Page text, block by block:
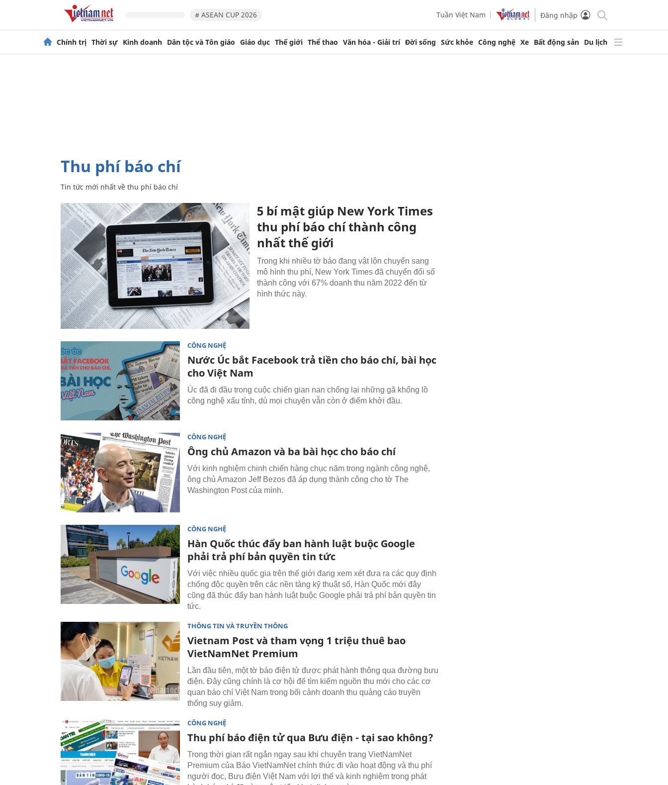
# ASEAN CUP 2026 Tuần Việt Nam Đăng nhập
Chính trị Thời sự Kinh doanh Dân tộc và Tôn giáo Giáo dục Thế giới Thể thao Văn hóa - Giải trí Đời sống Sức khỏe Công nghệ Xe Bất động sản Du lịch
thu phí báo chí
Tin tức mới nhất về thu phí báo chí
5 bí mật giúp New York Times
thu phí báo chí thành công
nhất thế giới
Trong khi nhiều tờ báo đang vật lộn chuyển sang
mô hình thu phí, New York Times đã chuyển đổi số
thành công với 67% doanh thu năm 2022 đến từ
hình thức này.
CÔNG NGHỆ
Nước Úc bắt Facebook trả tiền cho báo chí, bài học
cho Việt Nam
Úc đã đi đầu trong cuộc chiến gian nan chống lại những gã khổng lồ
công nghệ xấu tính, dù mọi chuyện vẫn còn ở điểm khởi đầu.
CÔNG NGHỆ
Ông chủ Amazon và ba bài học cho báo chí
Với kinh nghiệm chinh chiến hàng chục năm trong ngành công nghệ,
ông chủ Amazon Jeff Bezos đã áp dụng thành công cho tờ The
Washington Post của mình.
CÔNG NGHỆ
Hàn Quốc thúc đẩy ban hành luật buộc Google
phải trả phí bản quyền tin tức
Với việc nhiều quốc gia trên thế giới đang xem xét đưa ra các quy định
chống độc quyền trên các nền tảng kỹ thuật số, Hàn Quốc mới đây
cũng đã thúc đẩy ban hành luật buộc Google phải trả phí bản quyền tin
tức.
THÔNG TIN VÀ TRUYỀN THÔNG
Vietnam Post và tham vọng 1 triệu thuê bao
VietNamNet Premium
Lần đầu tiên, một tờ báo điện tử được phát hành thông qua đường bưu
điện. Đây cũng chính là cơ hội để tìm kiếm nguồn thu mới cho các cơ
quan báo chí Việt Nam trong bối cảnh doanh thu quảng cáo truyền
thống suy giảm.
CÔNG NGHỆ
Thu phí báo điện tử qua Bưu điện - tại sao không?
Trong thời gian rất ngắn ngay sau khi chuyên trang VietNamNet
Premium của Báo VietNamNet chính thức đi vào hoạt động và thu phí
người đọc, Bưu điện Việt Nam với lợi thế và kinh nghiệm trong phát